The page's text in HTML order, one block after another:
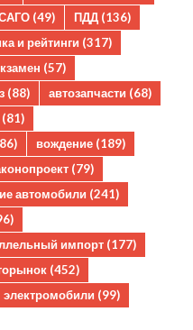
(49) ПДД (136)
и рейтинги (317)
(57)
(88) автозапчасти (68)
(81)
вождение (189)
(79)
автомобили (241)
импорт (177)
(452)
электромобили (99)